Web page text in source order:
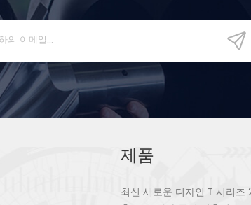
제품
최신 새로운 디자인 T 시리즈